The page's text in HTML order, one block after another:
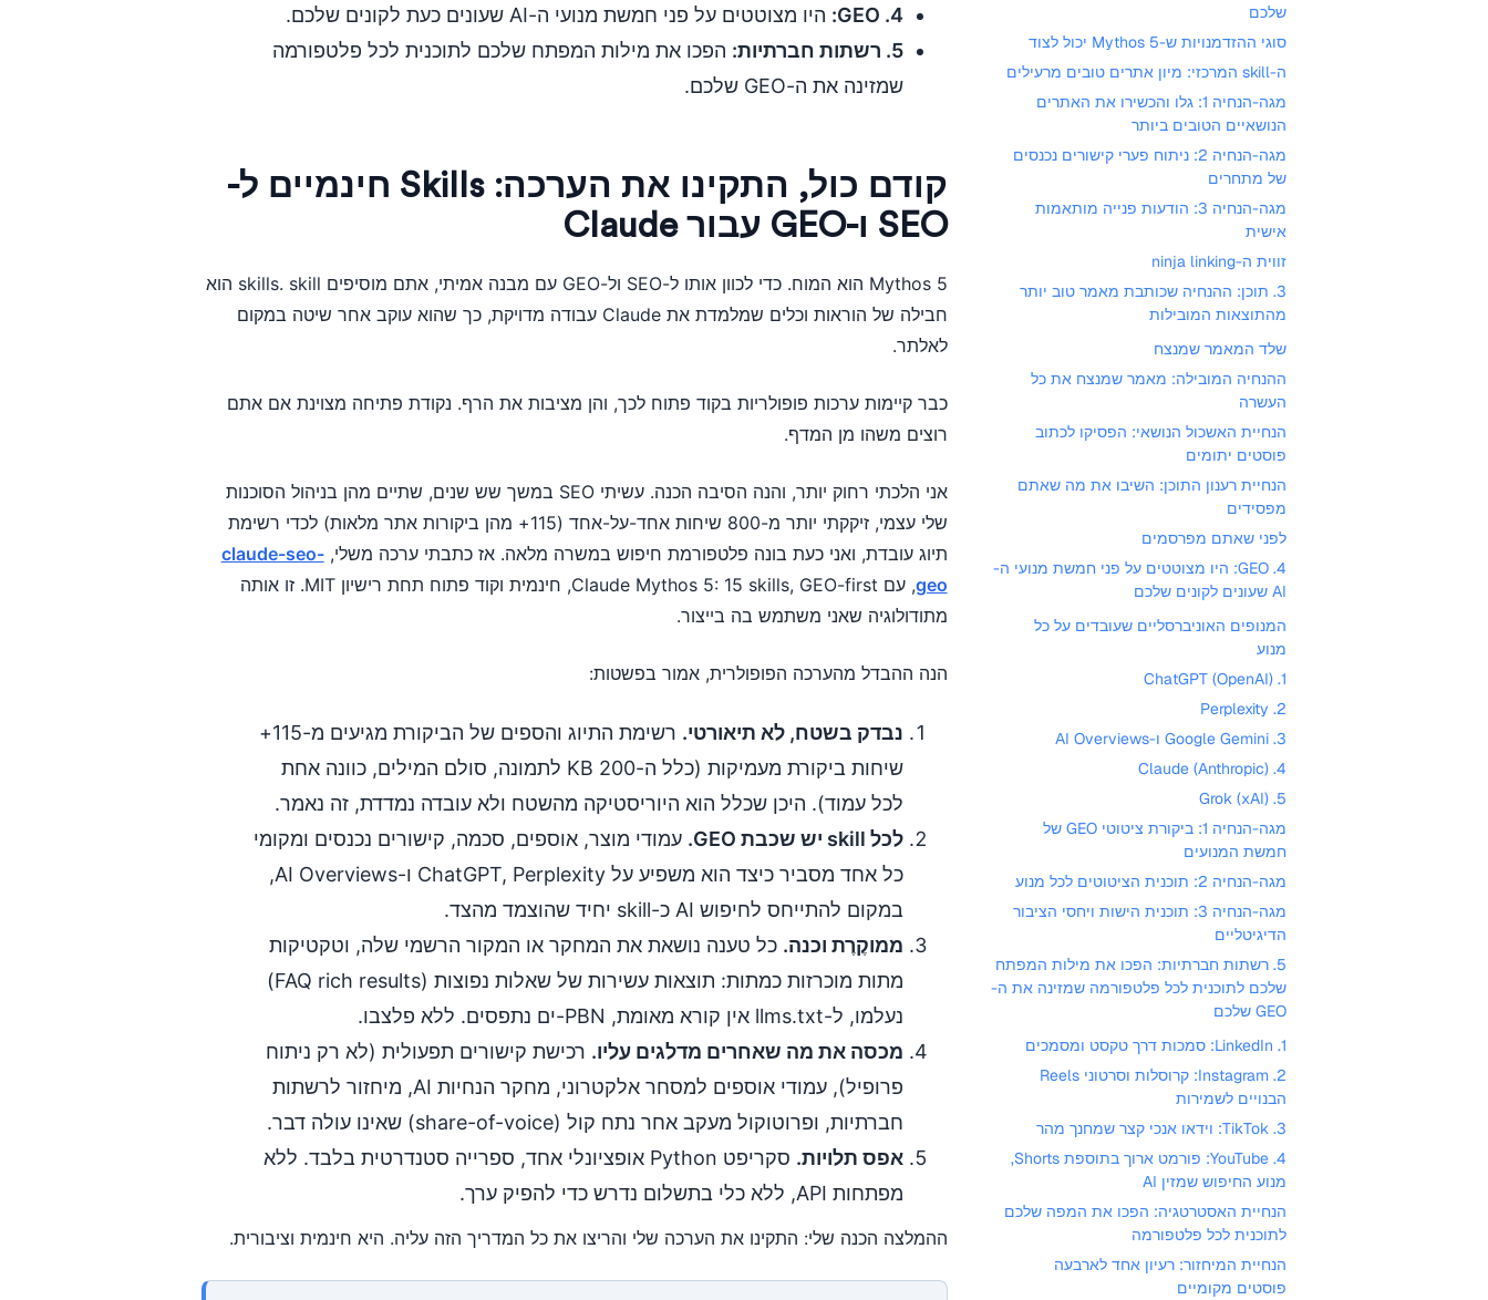
שלכם
סוגי ההזדמנויות ש-Mythos 5 יכול לצוד
ה-skill המרכזי: מיון אתרים טובים מרעילים
מגה-הנחיה 1: גלו והכשירו את האתרים
הנושאיים הטובים ביותר
מגה-הנחיה 2: ניתוח פערי קישורים נכנסים
של מתחרים
מגה-הנחיה 3: הודעות פנייה מותאמות
אישית
זווית ה-ninja linking
3. תוכן: ההנחיה שכותבת מאמר טוב יותר
מהתוצאות המובילות
שלד המאמר שמנצח
ההנחיה המובילה: מאמר שמנצח את כל
העשרה
הנחיית האשכול הנושאי: הפסיקו לכתוב
פוסטים יתומים
הנחיית רענון התוכן: השיבו את מה שאתם
מפסידים
לפני שאתם מפרסמים
4. GEO: היו מצוטטים על פני חמשת מנועי ה-
AI שעונים לקונים שלכם
המנופים האוניברסליים שעובדים על כל
מנוע
1. ChatGPT (OpenAI)
2. Perplexity
3. Google Gemini ו-AI Overviews
4. Claude (Anthropic)
5. Grok (xAI)
מגה-הנחיה 1: ביקורת ציטוטי GEO של
חמשת המנועים
מגה-הנחיה 2: תוכנית הציטוטים לכל מנוע
מגה-הנחיה 3: תוכנית הישות ויחסי הציבור
הדיגיטליים
5. רשתות חברתיות: הפכו את מילות המפתח
שלכם לתוכנית לכל פלטפורמה שמזינה את ה-
GEO שלכם
1. LinkedIn: סמכות דרך טקסט ומסמכים
2. Instagram: קרוסלות וסרטוני Reels
הבנויים לשמירות
3. TikTok: וידאו אנכי קצר שמחנך מהר
4. YouTube: פורמט ארוך בתוספת Shorts,
מנוע החיפוש שמזין AI
הנחיית האסטרטגיה: הפכו את המפה שלכם
לתוכנית לכל פלטפורמה
הנחיית המיחזור: רעיון אחד לארבעה
פוסטים מקומיים
4. GEO:
היו מצוטטים על פני חמשת מנועי ה-AI שעונים כעת לקונים שלכם.
5. רשתות חברתיות:
הפכו את מילות המפתח שלכם לתוכנית לכל פלטפורמה
שמזינה את ה-GEO שלכם.
קודם כול, התקינו את הערכה: Skills חינמיים ל-
SEO ו-GEO עבור Claude
Mythos 5 הוא המוח. כדי לכוון אותו ל-SEO ול-GEO עם מבנה אמיתי, אתם מוסיפים skills. skill הוא
חבילה של הוראות וכלים שמלמדת את Claude עבודה מדויקת, כך שהוא עוקב אחר שיטה במקום
לאלתר.
כבר קיימות ערכות פופולריות בקוד פתוח לכך, והן מציבות את הרף. נקודת פתיחה מצוינת אם אתם
רוצים משהו מן המדף.
אני הלכתי רחוק יותר, והנה הסיבה הכנה. עשיתי SEO במשך שש שנים, שתיים מהן בניהול הסוכנות
שלי עצמי, זיקקתי יותר מ-800 שיחות אחד-על-אחד (115+ מהן ביקורות אתר מלאות) לכדי רשימת
תיוג עובדת, ואני כעת בונה פלטפורמת חיפוש במשרה מלאה. אז כתבתי ערכה משלי,claude-seo-
geo
, עם Claude Mythos 5: 15 skills, GEO-first, חינמית וקוד פתוח תחת רישיון MIT. זו אותה
מתודולוגיה שאני משתמש בה בייצור.
הנה ההבדל מהערכה הפופולרית, אמור בפשטות:
נבדק בשטח, לא תיאורטי.
רשימת התיוג והספים של הביקורת מגיעים מ-115+
שיחות ביקורת מעמיקות (כלל ה-200 KB לתמונה, סולם המילים, כוונה אחת
לכל עמוד). היכן שכלל הוא היוריסטיקה מהשטח ולא עובדה נמדדת, זה נאמר.
לכל skill יש שכבת GEO.
עמודי מוצר, אוספים, סכמה, קישורים נכנסים ומקומי
כל אחד מסביר כיצד הוא משפיע על ChatGPT, Perplexity ו-AI Overviews,
במקום להתייחס לחיפוש AI כ-skill יחיד שהוצמד מהצד.
ממוקֶרֶת וכנה. כל טענה נושאת את המחקר או המקור הרשמי שלה, וטקטיקות
מתות מוכרזות כמתות: תוצאות עשירות של שאלות נפוצות (FAQ rich results)
נעלמו, ל-llms.txt אין קורא מאומת, PBN-ים נתפסים. ללא פלצבו.
מכסה את מה שאחרים מדלגים עליו. רכישת קישורים תפעולית (לא רק ניתוח
פרופיל), עמודי אוספים למסחר אלקטרוני, מחקר הנחיות AI, מיחזור לרשתות
חברתיות, ופרוטוקול מעקב אחר נתח קול (share-of-voice) שאינו עולה דבר.
אפס תלויות.
סקריפט Python אופציונלי אחד, ספרייה סטנדרטית בלבד. ללא
מפתחות API, ללא כלי בתשלום נדרש כדי להפיק ערך.
ההמלצה הכנה שלי: התקינו את הערכה שלי והריצו את כל המדריך הזה עליה. היא חינמית וציבורית.